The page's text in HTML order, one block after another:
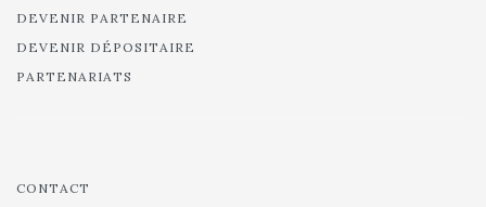
DEVENIR PARTENAIRE
DEVENIR DÉPOSITAIRE
PARTENARIATS
CONTACT